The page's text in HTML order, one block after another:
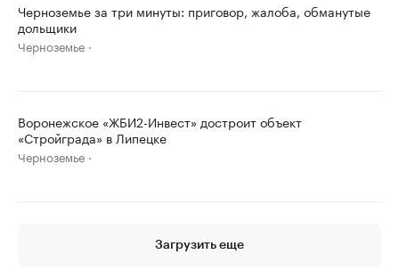
Черноземье за три минуты: приговор, жалоба, обманутые
дольщики
Черноземье
Воронежское «ЖБИ2-Инвест» достроит объект
«Стройграда» в Липецке
Черноземье
Загрузить еще